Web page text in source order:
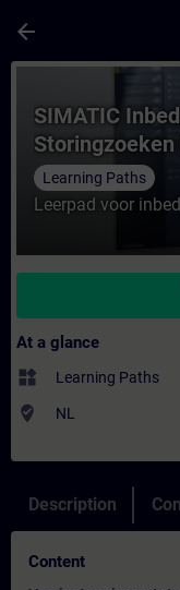
arrow_back
Course -
SIMATIC
Learning Paths
Leerpad voor
At a glance
widgets Learning Paths
where_to_vote NL
Description
Content